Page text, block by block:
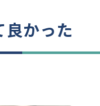
かった